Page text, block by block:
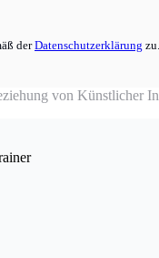
derDatenschutzerklärung
von Künstlicher